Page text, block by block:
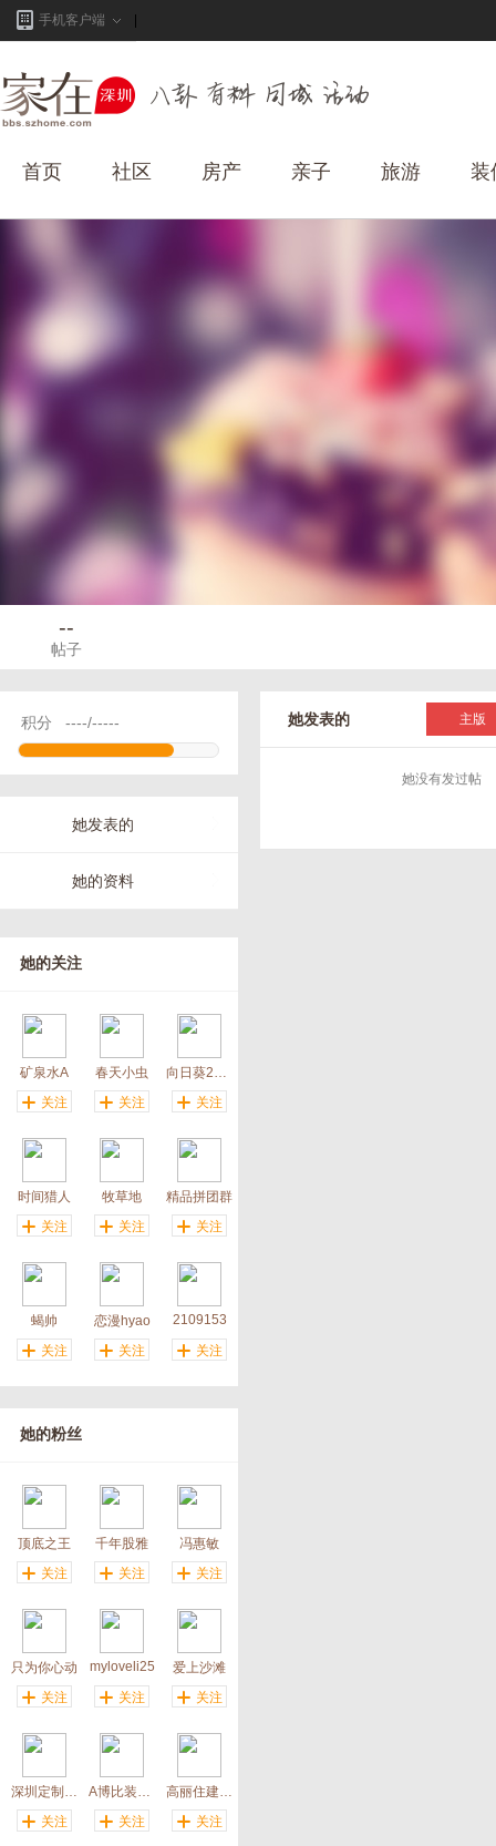
手机客户端
首页 社区 房产 亲子 旅游 装
--
帖子
积分 ----/-----
她发表的
她的资料
她的关注
矿泉水A
关注
春天小虫
关注
向日葵20121
关注
时间猎人
关注
牧草地
关注
精品拼团群
关注
蝎帅
关注
恋漫hyao
关注
2109153
关注
她的粉丝
顶底之王
关注
千年股雅
关注
冯惠敏
关注
只为你心动
关注
myloveli25
关注
爱上沙滩
关注
深圳定制衣柜
关注
A博比装饰王工
关注
高丽住建紫微13715148972
关注
她发表的 主版
她没有发过帖